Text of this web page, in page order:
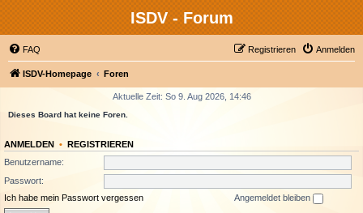
ISDV - Forum
FAQ Anmelden
Registrieren
ISDV-Homepage Foren
Aktuelle Zeit: So 9. Aug 2026, 14:46
Dieses Board hat keine Foren.
ANMELDEN • REGISTRIEREN
Benutzername:
Passwort:
Ich habe mein Passwort vergessen
Angemeldet bleiben